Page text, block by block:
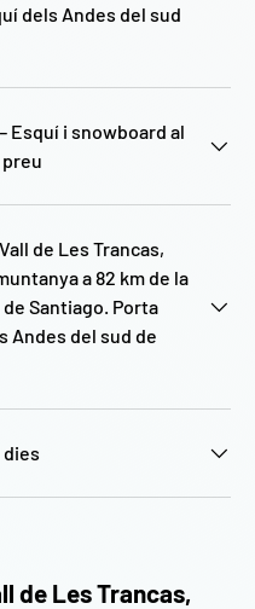
dels Andes del sud
Esquí i snowboard al
preu
de Les Trancas,
a 82 km de la
Santiago. Porta
Andes del sud de
de Les Trancas,